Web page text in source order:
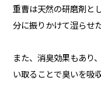
重曹は天然の研磨剤と
分に振りかけて湿らせ
また、消臭効果もあり
い取ることで臭いを吸